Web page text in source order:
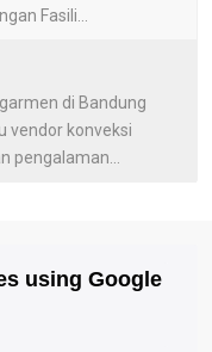
Fasili...
di Bandung
vendor konveksi
pengalaman...
using Google